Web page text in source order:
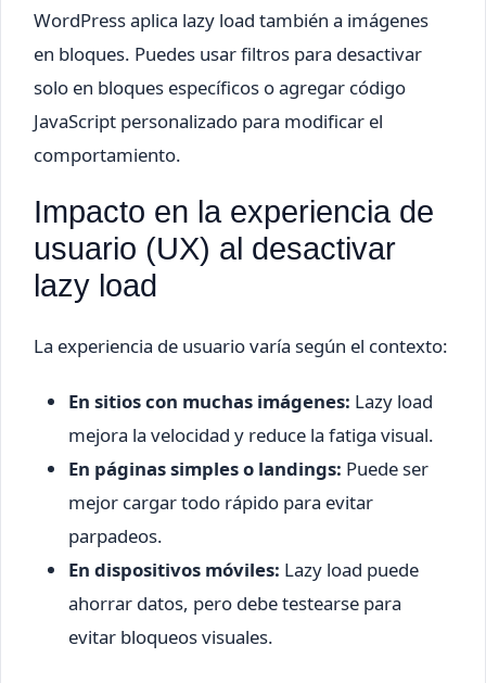
WordPress aplica lazy load también a imágenes
en bloques. Puedes usar filtros para desactivar
solo en bloques específicos o agregar código
JavaScript personalizado para modificar el
comportamiento.
Impacto en la experiencia de
usuario (UX) al desactivar
lazy load
La experiencia de usuario varía según el contexto:
En sitios con muchas imágenes: Lazy load
mejora la velocidad y reduce la fatiga visual.
En páginas simples o landings: Puede ser
mejor cargar todo rápido para evitar
parpadeos.
En dispositivos móviles: Lazy load puede
ahorrar datos, pero debe testearse para
evitar bloqueos visuales.